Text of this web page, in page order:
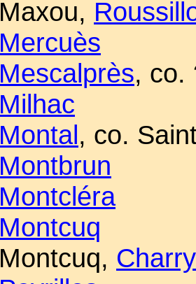
Maxou,
Mercuès
Mescalprès, co.
Milhac
Montal, co.
Montbrun
Montcléra
Montcuq
Montcuq, Charry